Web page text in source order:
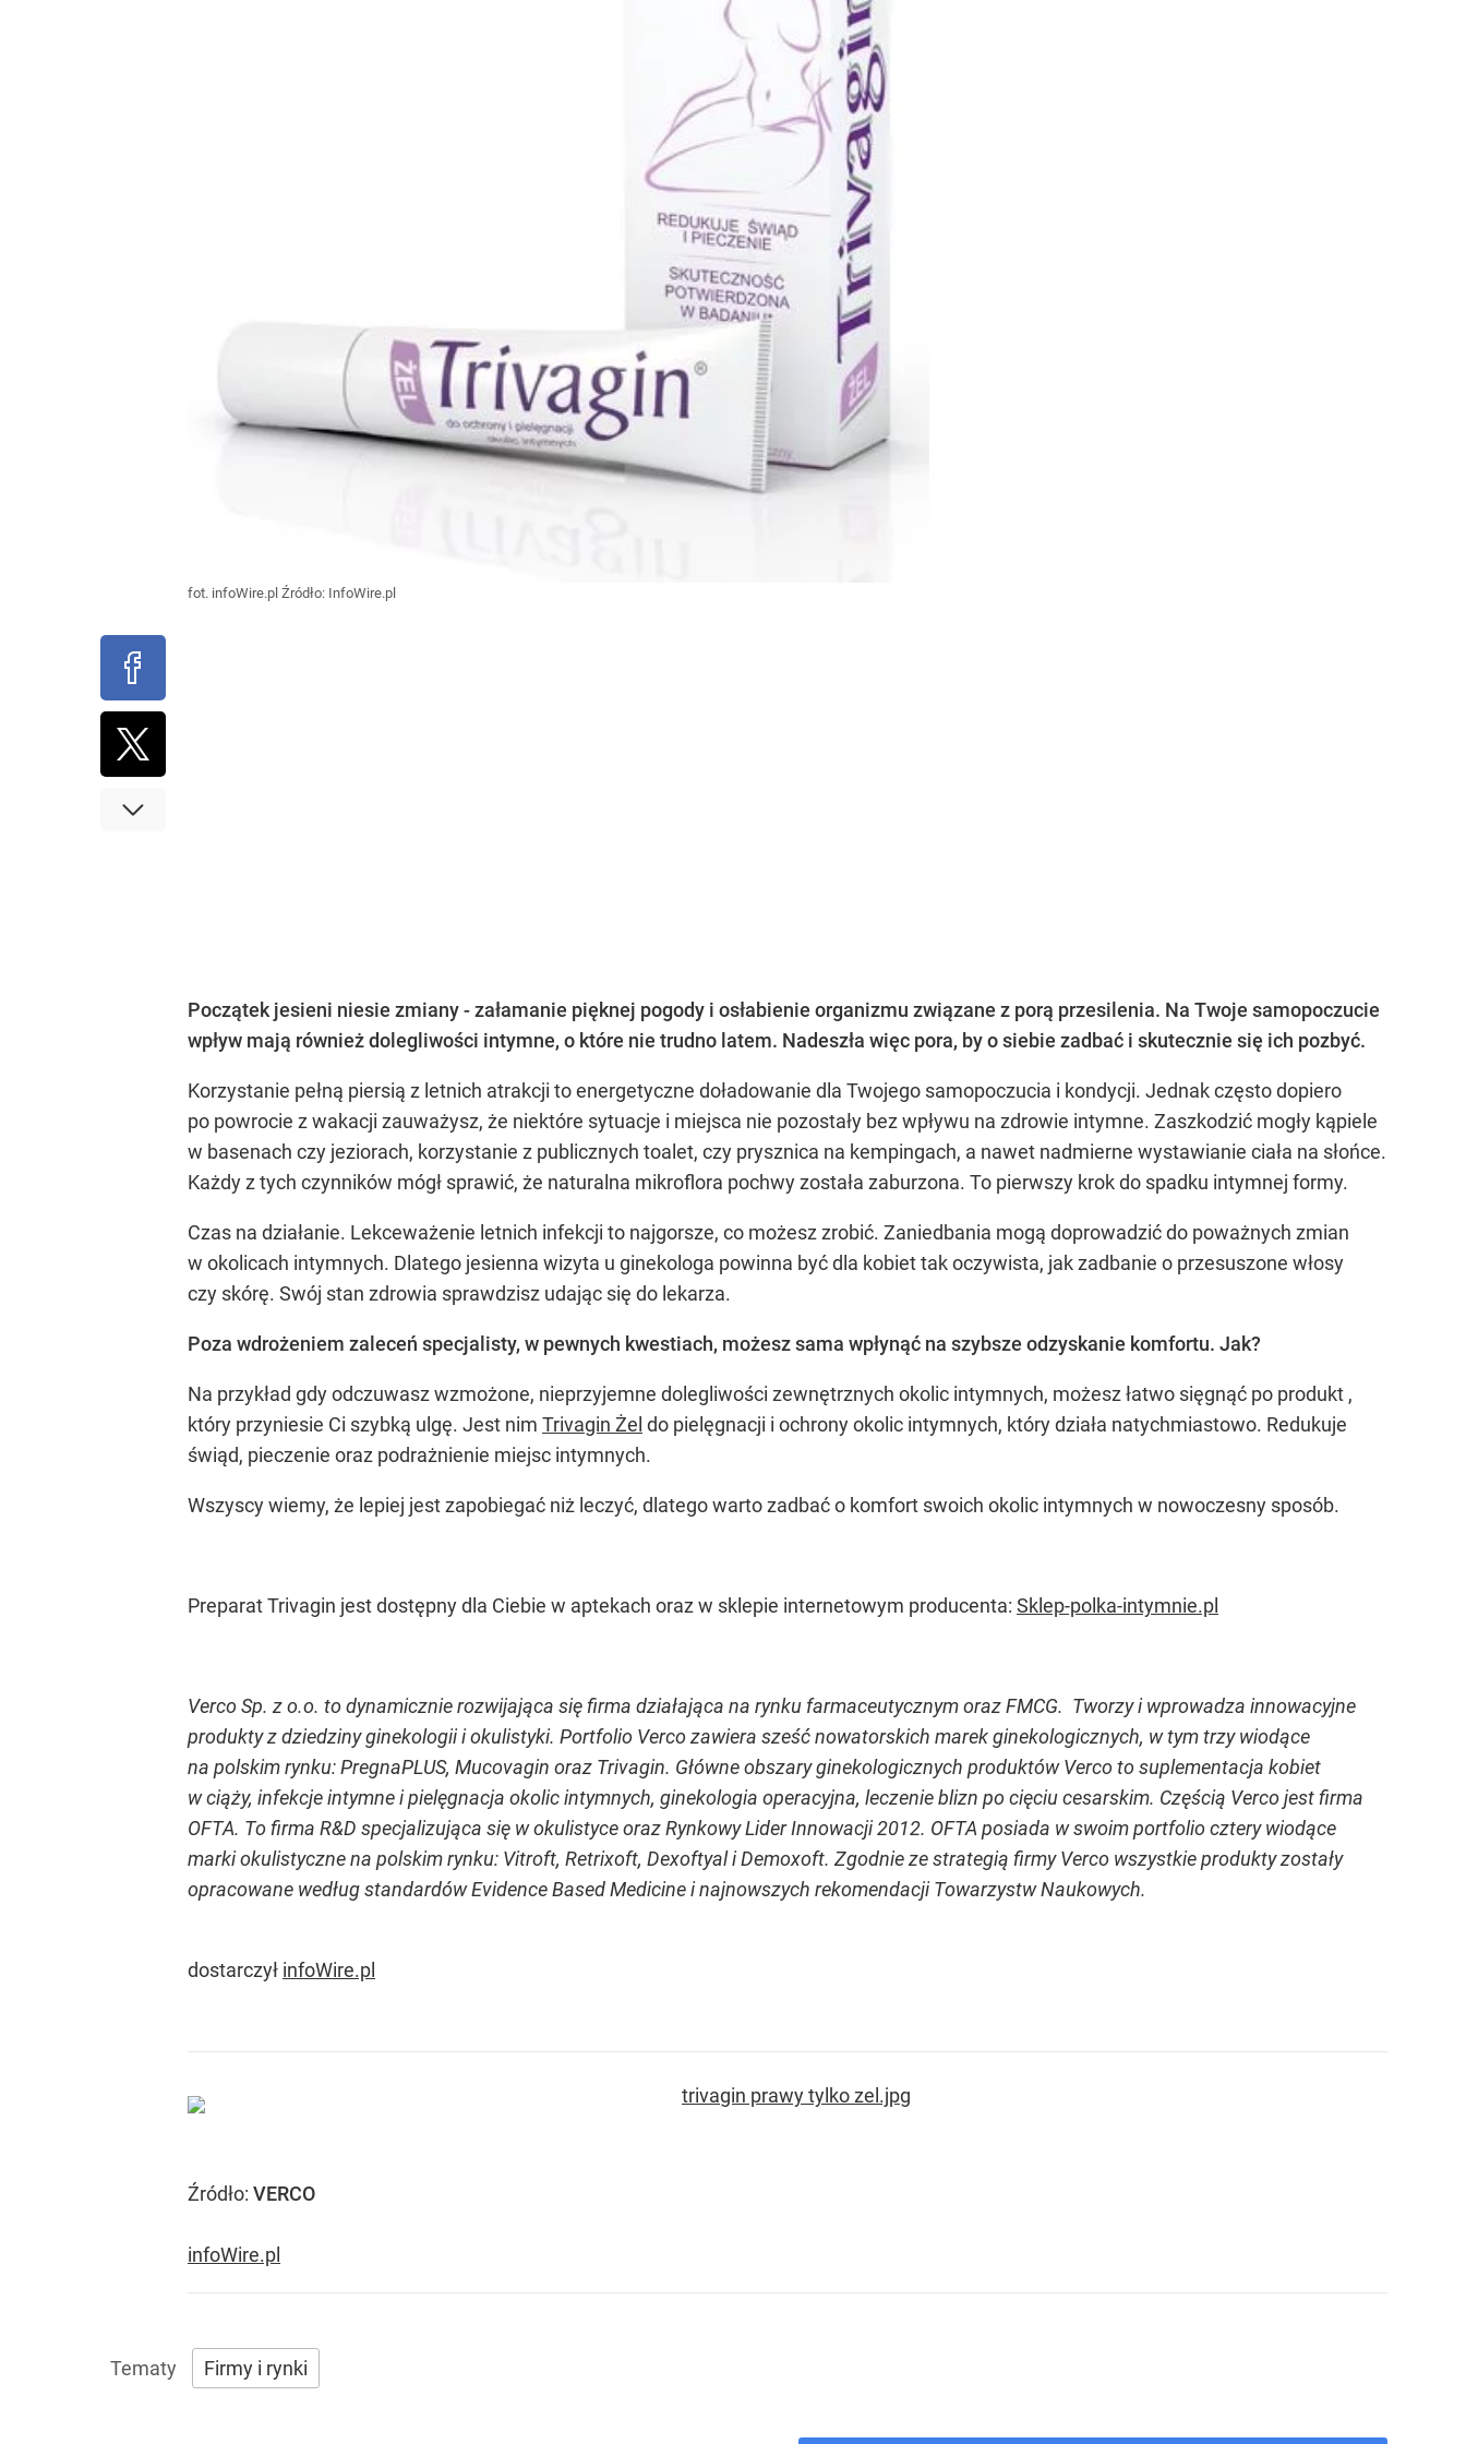
fot. infoWire.pl Źródło: InfoWire.pl
Początek jesieni niesie zmiany - załamanie pięknej pogody i osłabienie organizmu związane z porą przesilenia. Na Twoje samopoczucie
wpływ mają również dolegliwości intymne, o które nie trudno latem. Nadeszła więc pora, by o siebie zadbać i skutecznie się ich pozbyć.
Korzystanie pełną piersią z letnich atrakcji to energetyczne doładowanie dla Twojego samopoczucia i kondycji. Jednak często dopiero
po powrocie z wakacji zauważysz, że niektóre sytuacje i miejsca nie pozostały bez wpływu na zdrowie intymne. Zaszkodzić mogły kąpiele
w basenach czy jeziorach, korzystanie z publicznych toalet, czy prysznica na kempingach, a nawet nadmierne wystawianie ciała na słońce.
Każdy z tych czynników mógł sprawić, że naturalna mikroflora pochwy została zaburzona. To pierwszy krok do spadku intymnej formy.
Czas na działanie. Lekceważenie letnich infekcji to najgorsze, co możesz zrobić. Zaniedbania mogą doprowadzić do poważnych zmian
w okolicach intymnych. Dlatego jesienna wizyta u ginekologa powinna być dla kobiet tak oczywista, jak zadbanie o przesuszone włosy
czy skórę. Swój stan zdrowia sprawdzisz udając się do lekarza.
Poza wdrożeniem zaleceń specjalisty, w pewnych kwestiach, możesz sama wpłynąć na szybsze odzyskanie komfortu. Jak?
Na przykład gdy odczuwasz wzmożone, nieprzyjemne dolegliwości zewnętrznych okolic intymnych, możesz łatwo sięgnąć po produkt ,
który przyniesie Ci szybką ulgę. Jest nim Trivagin Żel do pielęgnacji i ochrony okolic intymnych, który działa natychmiastowo. Redukuje
świąd, pieczenie oraz podrażnienie miejsc intymnych.
Wszyscy wiemy, że lepiej jest zapobiegać niż leczyć, dlatego warto zadbać o komfort swoich okolic intymnych w nowoczesny sposób.
Preparat Trivagin jest dostępny dla Ciebie w aptekach oraz w sklepie internetowym producenta: Sklep-polka-intymnie.pl
Verco Sp. z o.o. to dynamicznie rozwijająca się firma działająca na rynku farmaceutycznym oraz FMCG. Tworzy i wprowadza innowacyjne
produkty z dziedziny ginekologii i okulistyki. Portfolio Verco zawiera sześć nowatorskich marek ginekologicznych, w tym trzy wiodące
na polskim rynku: PregnaPLUS, Mucovagin oraz Trivagin. Główne obszary ginekologicznych produktów Verco to suplementacja kobiet
w ciąży, infekcje intymne i pielęgnacja okolic intymnych, ginekologia operacyjna, leczenie blizn po cięciu cesarskim. Częścią Verco jest firma
OFTA. To firma R&D specjalizująca się w okulistyce oraz Rynkowy Lider Innowacji 2012. OFTA posiada w swoim portfolio cztery wiodące
marki okulistyczne na polskim rynku: Vitroft, Retrixoft, Dexoftyal i Demoxoft. Zgodnie ze strategią firmy Verco wszystkie produkty zostały
opracowane według standardów Evidence Based Medicine i najnowszych rekomendacji Towarzystw Naukowych.
dostarczył infoWire.pl
Źródło: VERCO
infoWire.pl
Firmy i rynki